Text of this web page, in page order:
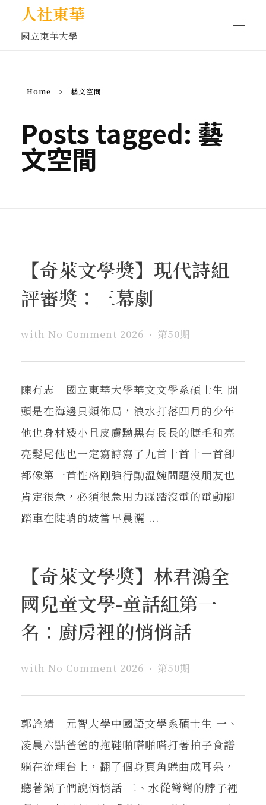
人社東華
國立東華大學
文化沙龍
在地實踐
東華風景
Home 藝文空間
Posts tagged: 藝
文空間
【奇萊文學獎】現代詩組
評審獎：三幕劇
with No Comment 2026 第50期
陳有志 國立東華大學華文文學系碩士生 開
頭是在海邊貝類佈局，浪水打落四月的少年
他也身材矮小且皮膚黝黑有長長的睫毛和亮
亮髮尾他也一定寫詩寫了九首十首十一首卻
都像第一首性格剛強行動溫婉問題沒朋友也
肯定很急，必須很急用力踩踏沒電的電動腳
踏車在陡峭的坡當早晨灑 ...
【奇萊文學獎】林君鴻全
國兒童文學-童話組第一
名：廚房裡的悄悄話
with No Comment 2026 第50期
郭詮靖 元智大學中國語文學系碩士生 一、
凌晨六點爸爸的拖鞋啪嗒啪嗒打著拍子食譜
躺在流理台上，翻了個身頁角蜷曲成耳朵，
聽著鍋子們說悄悄話 二、水從彎彎的脖子裡